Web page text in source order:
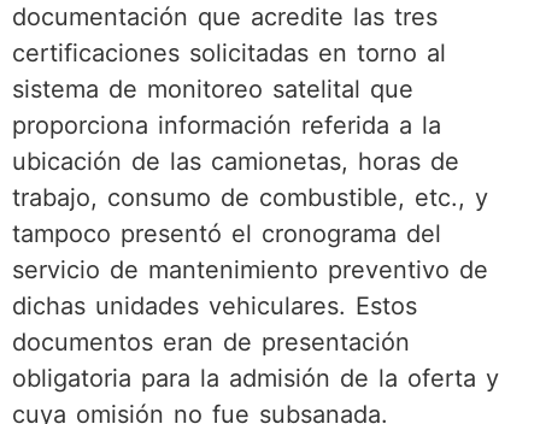
documentación que acredite las tres
certificaciones solicitadas en torno al
sistema de monitoreo satelital que
proporciona información referida a la
ubicación de las camionetas, horas de
trabajo, consumo de combustible, etc., y
tampoco presentó el cronograma del
servicio de mantenimiento preventivo de
dichas unidades vehiculares. Estos
documentos eran de presentación
obligatoria para la admisión de la oferta y
cuya omisión no fue subsanada.